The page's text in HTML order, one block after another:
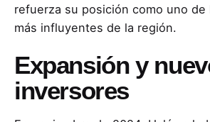
refuerza su posición como uno de
más influyentes de la región.
Expansión y
inversores